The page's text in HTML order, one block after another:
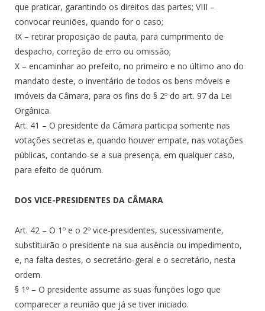
que praticar, garantindo os direitos das partes; VIII –
convocar reuniões, quando for o caso;
IX – retirar proposição de pauta, para cumprimento de
despacho, correção de erro ou omissão;
X – encaminhar ao prefeito, no primeiro e no último ano do
mandato deste, o inventário de todos os bens móveis e
imóveis da Câmara, para os fins do § 2º do art. 97 da Lei
Orgânica.
Art. 41 – O presidente da Câmara participa somente nas
votações secretas e, quando houver empate, nas votações
públicas, contando-se a sua presença, em qualquer caso,
para efeito de quórum.
DOS VICE-PRESIDENTES DA CÂMARA
Art. 42 – O 1º e o 2º vice-presidentes, sucessivamente,
substituirão o presidente na sua ausência ou impedimento,
e, na falta destes, o secretário-geral e o secretário, nesta
ordem.
§ 1º – O presidente assume as suas funções logo que
comparecer a reunião que já se tiver iniciado.